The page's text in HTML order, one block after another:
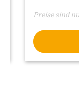
105 mm•
Preise sind